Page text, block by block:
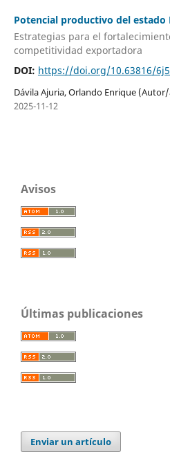
Potencial productivo del estado
Estrategias para el
competitividad exportadora
DOI: https://doi.org/10.63816/
Dávila Ajuria, Orlando Enrique
2025-11-12
Avisos
Últimas publicaciones
Enviar un artículo